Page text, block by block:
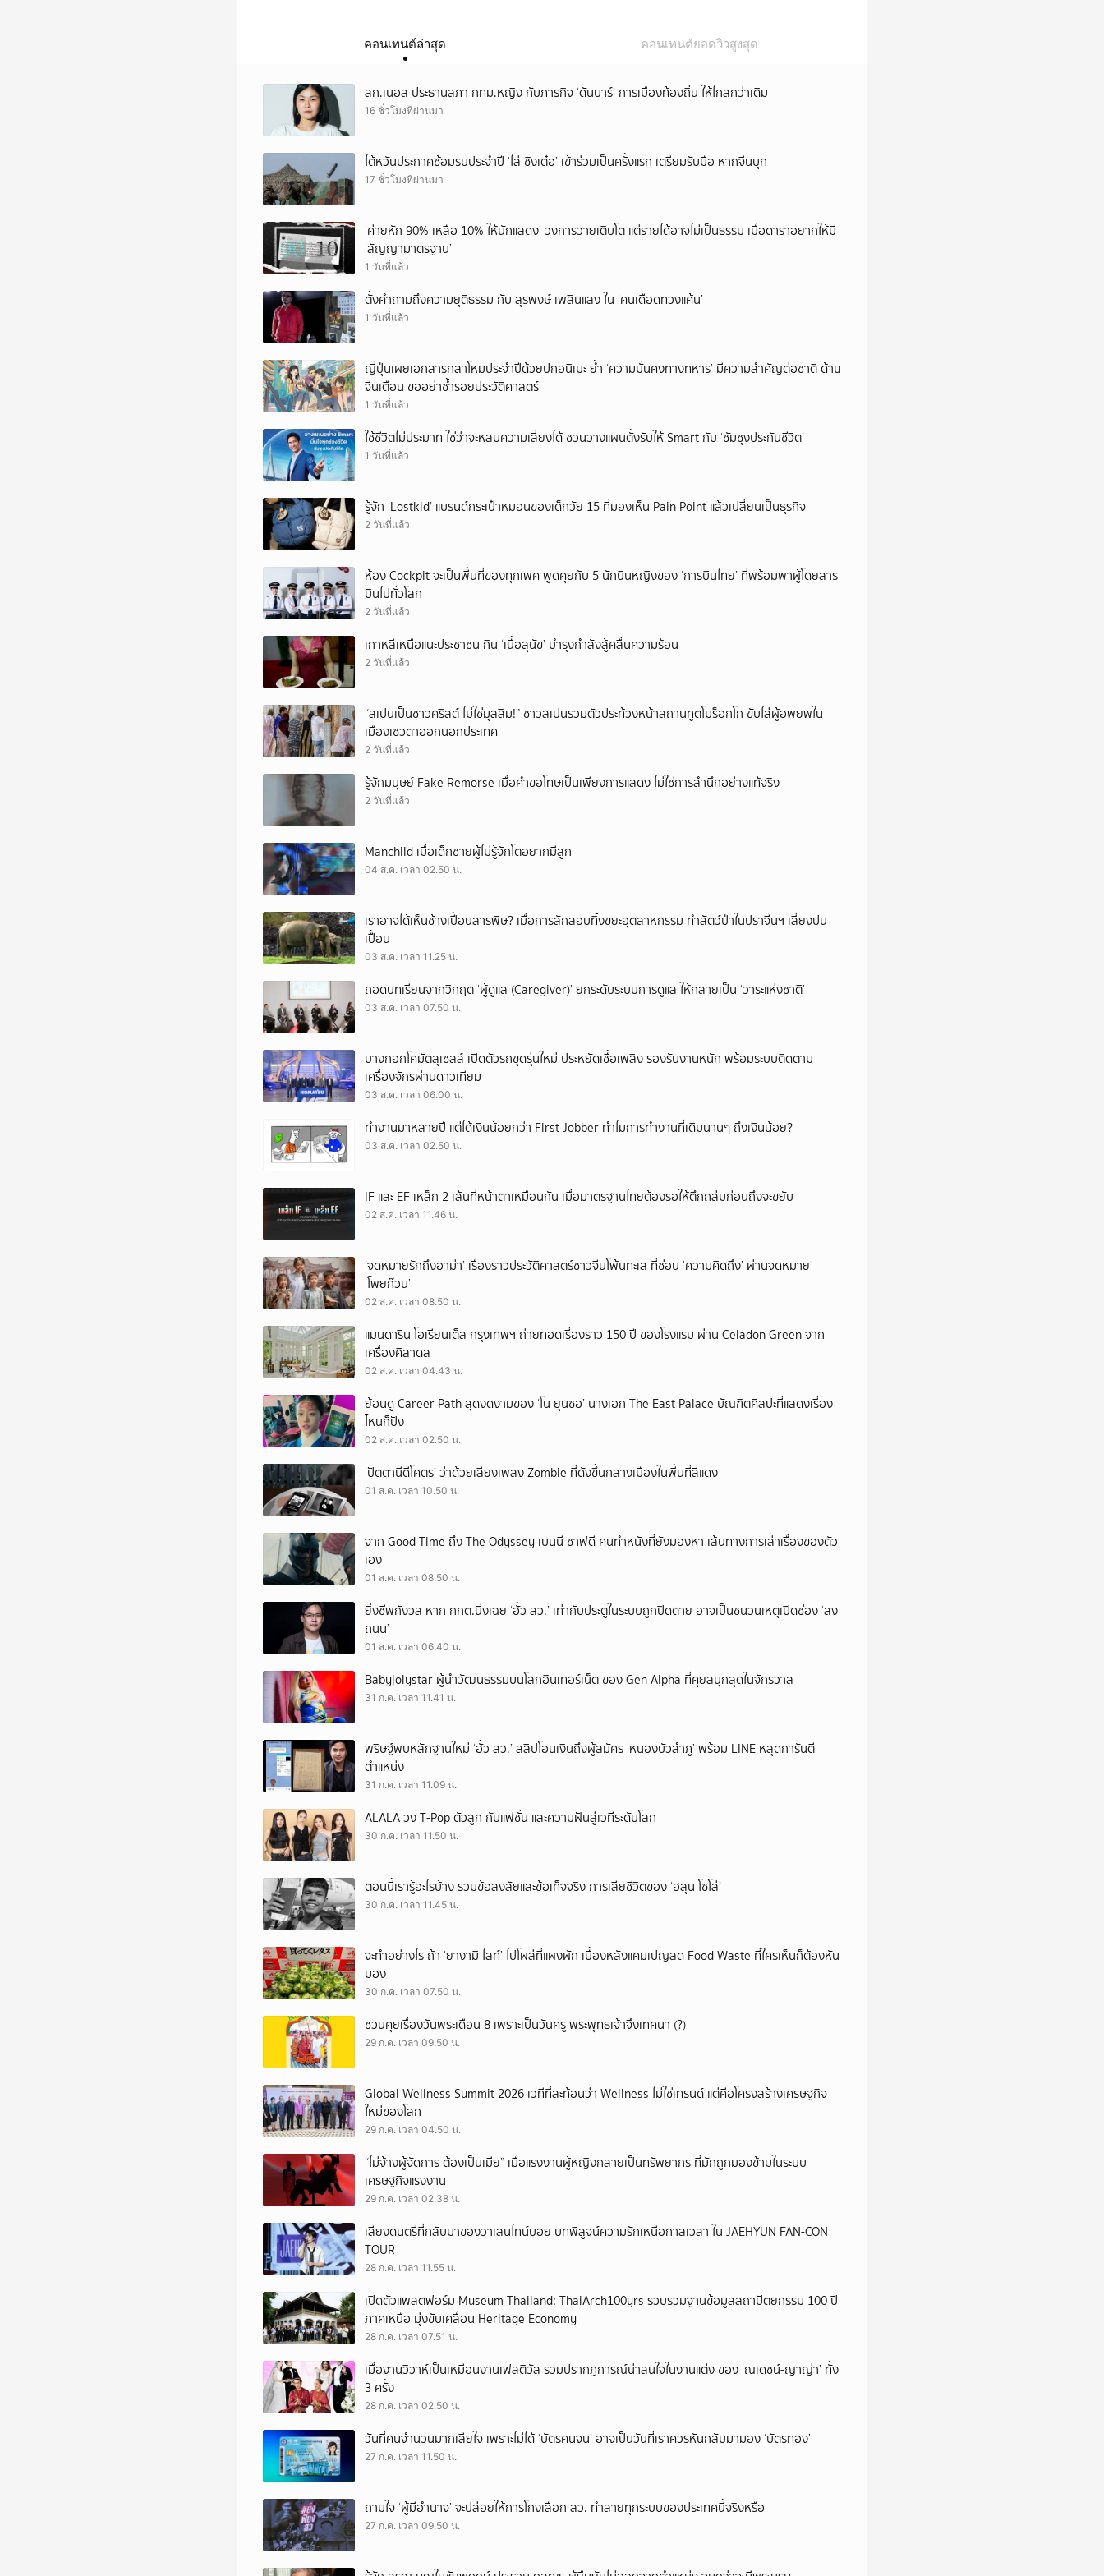
คอนเทนต์ล่าสุด คอนเทนต์ยอดวิวสูงสุด
สก.เนอส ประธานสภา กทม.หญิง กับภารกิจ ‘ดันบาร์’ การเมืองท้องถิ่น ให้ไกลกว่าเดิม
16 ชั่วโมงที่ผ่านมา
ไต้หวันประกาศซ้อมรบประจำปี ‘ไล่ ชิงเต๋อ’ เข้าร่วมเป็นครั้งแรก เตรียมรับมือ หากจีนบุก
17 ชั่วโมงที่ผ่านมา
‘ค่ายหัก 90% เหลือ 10% ให้นักแสดง’ วงการวายเติบโต แต่รายได้อาจไม่เป็นธรรม เมื่อดาราอยากให้มี
‘สัญญามาตรฐาน’
1 วันที่แล้ว
ตั้งคำถามถึงความยุติธรรม กับ สุรพงษ์ เพลินแสง ใน ‘คนเดือดทวงแค้น’
1 วันที่แล้ว
ญี่ปุ่นเผยเอกสารกลาโหมประจำปีด้วยปกอนิเมะ ย้ำ ‘ความมั่นคงทางทหาร’ มีความสำคัญต่อชาติ ด้าน
จีนเตือน ขออย่าซ้ำรอยประวัติศาสตร์
1 วันที่แล้ว
ใช้ชีวิตไม่ประมาท ใช่ว่าจะหลบความเสี่ยงได้ ชวนวางแผนตั้งรับให้ Smart กับ ‘ซัมซุงประกันชีวิต’
1 วันที่แล้ว
รู้จัก ‘Lostkid’ แบรนด์กระเป๋าหมอนของเด็กวัย 15 ที่มองเห็น Pain Point แล้วเปลี่ยนเป็นธุรกิจ
2 วันที่แล้ว
ห้อง Cockpit จะเป็นพื้นที่ของทุกเพศ พูดคุยกับ 5 นักบินหญิงของ ‘การบินไทย’ ที่พร้อมพาผู้โดยสาร
บินไปทั่วโลก
2 วันที่แล้ว
เกาหลีเหนือแนะประชาชน กิน ‘เนื้อสุนัข’ บำรุงกำลังสู้คลื่นความร้อน
2 วันที่แล้ว
“สเปนเป็นชาวคริสต์ ไม่ใช่มุสลิม!” ชาวสเปนรวมตัวประท้วงหน้าสถานทูตโมร็อกโก ขับไล่ผู้อพยพใน
เมืองเซวตาออกนอกประเทศ
2 วันที่แล้ว
รู้จักมนุษย์ Fake Remorse เมื่อคำขอโทษเป็นเพียงการแสดง ไม่ใช่การสำนึกอย่างแท้จริง
2 วันที่แล้ว
Manchild เมื่อเด็กชายผู้ไม่รู้จักโตอยากมีลูก
04 ส.ค. เวลา 02.50 น.
เราอาจได้เห็นช้างเปื้อนสารพิษ? เมื่อการลักลอบทิ้งขยะอุตสาหกรรม ทำสัตว์ป่าในปราจีนฯ เสี่ยงปน
เปื้อน
03 ส.ค. เวลา 11.25 น.
ถอดบทเรียนจากวิกฤต ‘ผู้ดูแล (Caregiver)’ ยกระดับระบบการดูแล ให้กลายเป็น ‘วาระแห่งชาติ’
03 ส.ค. เวลา 07.50 น.
บางกอกโคมัตสุเซลส์ เปิดตัวรถขุดรุ่นใหม่ ประหยัดเชื้อเพลิง รองรับงานหนัก พร้อมระบบติดตาม
เครื่องจักรผ่านดาวเทียม
03 ส.ค. เวลา 06.00 น.
ทำงานมาหลายปี แต่ได้เงินน้อยกว่า First Jobber ทำไมการทำงานที่เดิมนานๆ ถึงเงินน้อย?
03 ส.ค. เวลา 02.50 น.
IF และ EF เหล็ก 2 เส้นที่หน้าตาเหมือนกัน เมื่อมาตรฐานไทยต้องรอให้ตึกถล่มก่อนถึงจะขยับ
02 ส.ค. เวลา 11.46 น.
‘จดหมายรักถึงอาม่า’ เรื่องราวประวัติศาสตร์ชาวจีนโพ้นทะเล ที่ซ่อน ‘ความคิดถึง’ ผ่านจดหมาย
‘โพยก๊วน’
02 ส.ค. เวลา 08.50 น.
แมนดาริน โอเรียนเต็ล กรุงเทพฯ ถ่ายทอดเรื่องราว 150 ปี ของโรงแรม ผ่าน Celadon Green จาก
เครื่องศิลาดล
02 ส.ค. เวลา 04.43 น.
ย้อนดู Career Path สุดงดงามของ ‘โน ยุนซอ’ นางเอก The East Palace บัณฑิตศิลปะที่แสดงเรื่อง
ไหนก็ปัง
02 ส.ค. เวลา 02.50 น.
‘ปัตตานีดีโคตร’ ว่าด้วยเสียงเพลง Zombie ที่ดังขึ้นกลางเมืองในพื้นที่สีแดง
01 ส.ค. เวลา 10.50 น.
จาก Good Time ถึง The Odyssey เบนนี ซาฟดี คนทำหนังที่ยังมองหา เส้นทางการเล่าเรื่องของตัว
เอง
01 ส.ค. เวลา 08.50 น.
ยิ่งชีพกังวล หาก กกต.นิ่งเฉย ‘ฮั้ว สว.’ เท่ากับประตูในระบบถูกปิดตาย อาจเป็นชนวนเหตุเปิดช่อง ‘ลง
ถนน’
01 ส.ค. เวลา 06.40 น.
Babyjolystar ผู้นำวัฒนธรรมบนโลกอินเทอร์เน็ต ของ Gen Alpha ที่คุยสนุกสุดในจักรวาล
31 ก.ค. เวลา 11.41 น.
พริษฐ์พบหลักฐานใหม่ ‘ฮั้ว สว.’ สลิปโอนเงินถึงผู้สมัคร ‘หนองบัวลำภู’ พร้อม LINE หลุดการันตี
ตำแหน่ง
31 ก.ค. เวลา 11.09 น.
ALALA วง T-Pop ตัวลูก กับแฟชั่น และความฝันสู่เวทีระดับโลก
30 ก.ค. เวลา 11.50 น.
ตอนนี้เรารู้อะไรบ้าง รวมข้อสงสัยและข้อเท็จจริง การเสียชีวิตของ ‘ฮลุน โซโล่’
30 ก.ค. เวลา 11.45 น.
จะทำอย่างไร ถ้า ‘ยางามิ ไลท์’ ไปโผล่ที่แผงผัก เบื้องหลังแคมเปญลด Food Waste ที่ใครเห็นก็ต้องหัน
มอง
30 ก.ค. เวลา 07.50 น.
ชวนคุยเรื่องวันพระเดือน 8 เพราะเป็นวันครู พระพุทธเจ้าจึงเทศนา (?)
29 ก.ค. เวลา 09.50 น.
Global Wellness Summit 2026 เวทีที่สะท้อนว่า Wellness ไม่ใช่เทรนด์ แต่คือโครงสร้างเศรษฐกิจ
ใหม่ของโลก
29 ก.ค. เวลา 04.50 น.
“ไม่จ้างผู้จัดการ ต้องเป็นเมีย” เมื่อแรงงานผู้หญิงกลายเป็นทรัพยากร ที่มักถูกมองข้ามในระบบ
เศรษฐกิจแรงงาน
29 ก.ค. เวลา 02.38 น.
เสียงดนตรีที่กลับมาของวาเลนไทน์บอย บทพิสูจน์ความรักเหนือกาลเวลา ใน JAEHYUN FAN-CON
TOUR
28 ก.ค. เวลา 11.55 น.
เปิดตัวแพลตฟอร์ม Museum Thailand: ThaiArch100yrs รวบรวมฐานข้อมูลสถาปัตยกรรม 100 ปี
ภาคเหนือ มุ่งขับเคลื่อน Heritage Economy
28 ก.ค. เวลา 07.51 น.
เมื่องานวิวาห์เป็นเหมือนงานเฟสติวัล รวมปรากฏการณ์น่าสนใจในงานแต่ง ของ ‘ณเดชน์-ญาญ่า’ ทั้ง
3 ครั้ง
28 ก.ค. เวลา 02.50 น.
วันที่คนจำนวนมากเสียใจ เพราะไม่ได้ ‘บัตรคนจน’ อาจเป็นวันที่เราควรหันกลับมามอง ‘บัตรทอง’
27 ก.ค. เวลา 11.50 น.
ถามใจ ‘ผู้มีอำนาจ’ จะปล่อยให้การโกงเลือก สว. ทำลายทุกระบบของประเทศนี้จริงหรือ
27 ก.ค. เวลา 09.50 น.